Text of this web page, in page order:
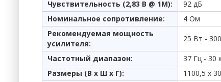
Чувствительность (2,83 В @ 1M):
92 дБ
Номинальное сопротивление:
4 Ом
Рекомендуемая мощность
усилителя:
25 Вт -
Частотный диапазон:
37 Гц - 30
Размеры (В x Ш x Г):
1100,5 x